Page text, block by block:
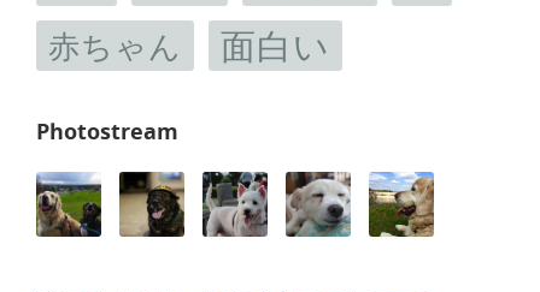
赤ちゃん 面白い
Photostream